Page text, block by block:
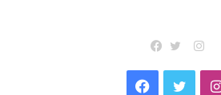
Facebook